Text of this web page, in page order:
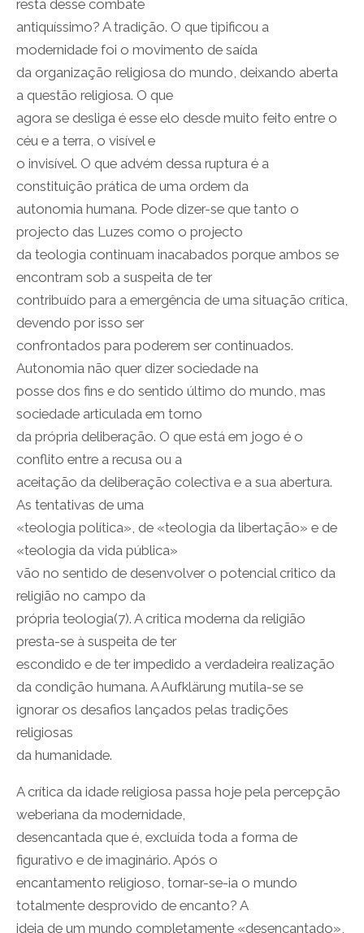
resta desse combate
antiquíssimo? A tradição. O que tipificou a
modernidade foi o movimento de saída
da organização religiosa do mundo, deixando aberta
a questão religiosa. O que
agora se desliga é esse elo desde muito feito entre o
céu e a terra, o visível e
o invisível. O que advém dessa ruptura é a
constituição prática de uma ordem da
autonomia humana. Pode dizer-se que tanto o
projecto das Luzes como o projecto
da teologia continuam inacabados porque ambos se
encontram sob a suspeita de ter
contribuído para a emergência de uma situação crítica,
devendo por isso ser
confrontados para poderem ser continuados.
Autonomia não quer dizer sociedade na
posse dos fins e do sentido último do mundo, mas
sociedade articulada em torno
da própria deliberação. O que está em jogo é o
conflito entre a recusa ou a
aceitação da deliberação colectiva e a sua abertura.
As tentativas de uma
«teologia política», de «teologia da libertação» e de
«teologia da vida pública»
vão no sentido de desenvolver o potencial critico da
religião no campo da
própria teologia(7). A critica moderna da religião
presta-se à suspeita de ter
escondido e de ter impedido a verdadeira realização
da condição humana. A Aufklärung mutila-se se
ignorar os desafios lançados pelas tradições
religiosas
da humanidade.
A crítica da idade religiosa passa hoje pela percepção
weberiana da modernidade,
desencantada que é, excluída toda a forma de
figurativo e de imaginário. Após o
encantamento religioso, tornar-se-ia o mundo
totalmente desprovido de encanto? A
ideia de um mundo completamente «desencantado»,